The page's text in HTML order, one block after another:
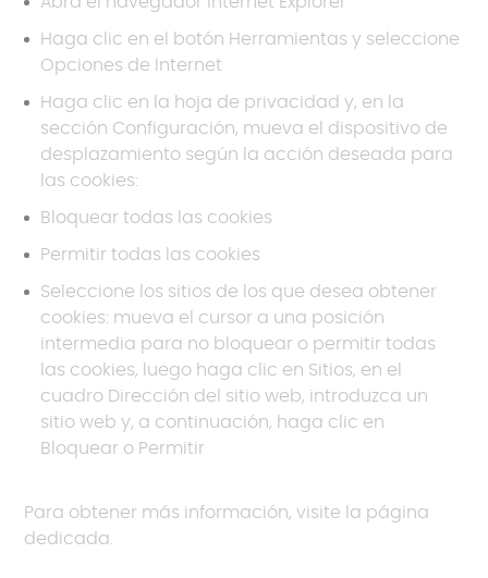
Haga clic en el botón Herramientas y seleccione
Opciones de Internet
Haga clic en la hoja de privacidad y, en la
sección Configuración, mueva el dispositivo de
desplazamiento según la acción deseada para
las cookies:
Bloquear todas las cookies
Permitir todas las cookies
Seleccione los sitios de los que desea obtener
cookies: mueva el cursor a una posición
intermedia para no bloquear o permitir todas
las cookies, luego haga clic en Sitios, en el
cuadro Dirección del sitio web, introduzca un
sitio web y, a continuación, haga clic en
Bloquear o Permitir
Para obtener más información, visite la página
dedicada.